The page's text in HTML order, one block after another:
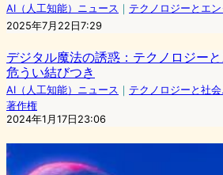
AI（人工知能）ニュース ｜ テクノロジーとエ
2025年7月22日7:29
デジタル魔法の誘惑：テクノロジー
危うい結びつき
AI（人工知能）ニュース ｜ テクノロジーと社
著作権
2024年1月17日23:06